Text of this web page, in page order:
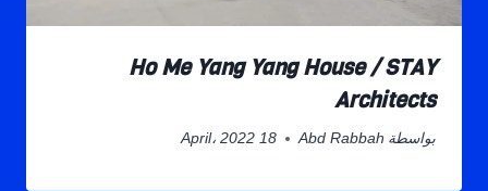
Ho Me Yang Yang House / STAY
Architects
بواسطة Abd Rabbah 18 April، 2022